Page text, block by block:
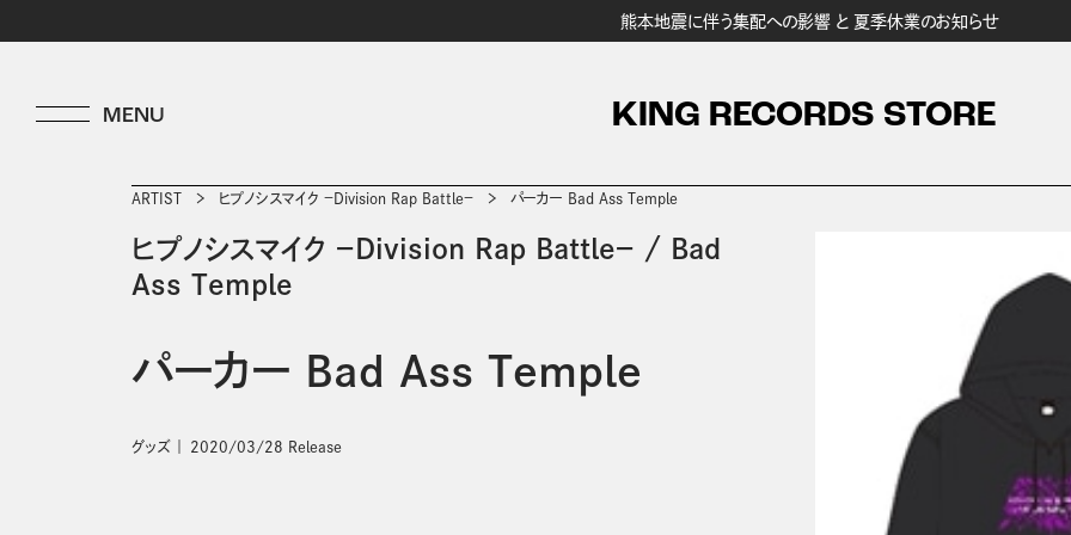
熊本地震に伴う集配への影響 と 夏季休業のお知らせ
KING RECORDS STORE
ARTIST ヒプノシスマイク －Division Rap Battle－ パーカー Bad Ass Temple
ヒプノシスマイク －Division Rap Battle－ /
Bad
Ass Temple
パーカー Bad Ass Temple
グッズ 2020/03/28 Release